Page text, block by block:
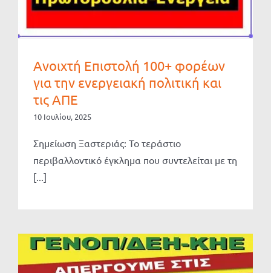
Ανοιχτή Επιστολή 100+ φορέων
για την ενεργειακή πολιτική και
τις ΑΠΕ
10 Ιουλίου, 2025
Σημείωση Ξαστεριάς: Το τεράστιο
περιβαλλοντικό έγκλημα που συντελείται με τη
[...]